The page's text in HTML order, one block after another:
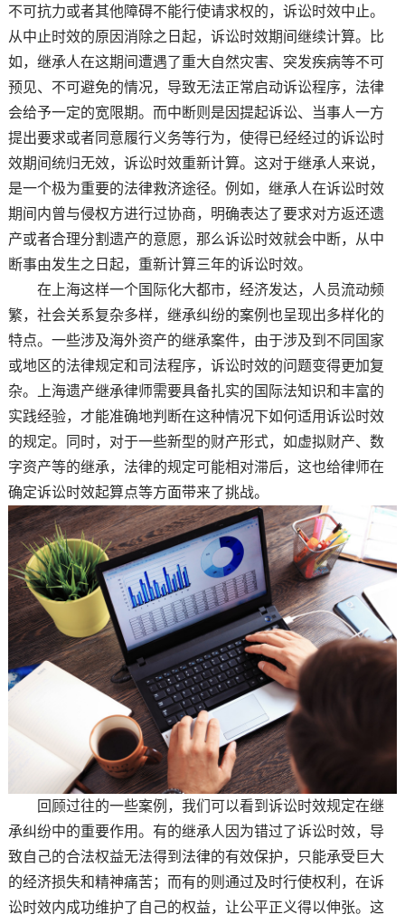
不可抗力或者其他障碍不能行使请求权的，诉讼时效中止。
从中止时效的原因消除之日起，诉讼时效期间继续计算。比
如，继承人在这期间遭遇了重大自然灾害、突发疾病等不可
预见、不可避免的情况，导致无法正常启动诉讼程序，法律
会给予一定的宽限期。而中断则是因提起诉讼、当事人一方
提出要求或者同意履行义务等行为，使得已经经过的诉讼时
效期间统归无效，诉讼时效重新计算。这对于继承人来说，
是一个极为重要的法律救济途径。例如，继承人在诉讼时效
期间内曾与侵权方进行过协商，明确表达了要求对方返还遗
产或者合理分割遗产的意愿，那么诉讼时效就会中断，从中
断事由发生之日起，重新计算三年的诉讼时效。
在上海这样一个国际化大都市，经济发达，人员流动频
繁，社会关系复杂多样，继承纠纷的案例也呈现出多样化的
特点。一些涉及海外资产的继承案件，由于涉及到不同国家
或地区的法律规定和司法程序，诉讼时效的问题变得更加复
杂。上海遗产继承律师需要具备扎实的国际法知识和丰富的
实践经验，才能准确地判断在这种情况下如何适用诉讼时效
的规定。同时，对于一些新型的财产形式，如虚拟财产、数
字资产等的继承，法律的规定可能相对滞后，这也给律师在
确定诉讼时效起算点等方面带来了挑战。
回顾过往的一些案例，我们可以看到诉讼时效规定在继
承纠纷中的重要作用。有的继承人因为错过了诉讼时效，导
致自己的合法权益无法得到法律的有效保护，只能承受巨大
的经济损失和精神痛苦；而有的则通过及时行使权利，在诉
讼时效内成功维护了自己的权益，让公平正义得以伸张。这